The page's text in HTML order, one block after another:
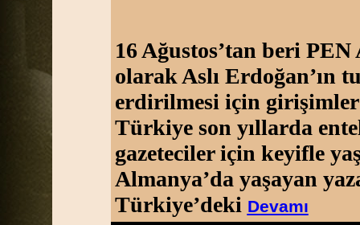
16 Ağustos’tan beri
olarak Aslı Erdoğan’ın
erdirilmesi için
Türkiye son yıllarda
gazeteciler için keyifle
Almanya’da yaşayan
Türkiye’deki Devamı